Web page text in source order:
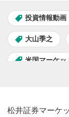
投資情報動画
大山季之
米国マーケッ
松井証券マーケ